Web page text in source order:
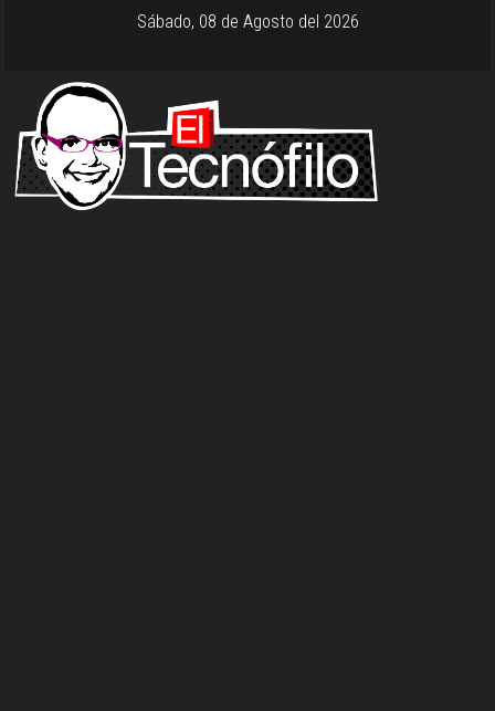
Sábado, 08 de Agosto del 2026